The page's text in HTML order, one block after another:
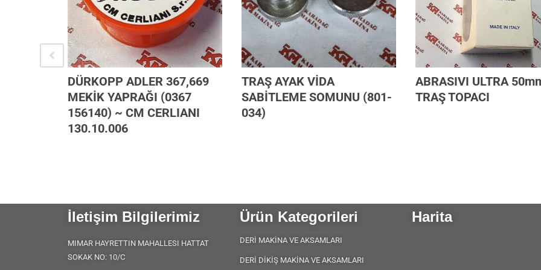
DÜRKOPP ADLER 367,669
MEKİK YAPRAĞI (0367
156140) ~ CM CERLIANI
130.10.006
TRAŞ AYAK VİDA
SABİTLEME SOMUNU (801-
034)
ABRASIVI ULTRA
TRAŞ TOPACI
İletişim Bilgilerimiz
MIMAR HAYRETTIN MAHALLESI HATTAT
SOKAK NO: 10/C
Ürün Kategorileri
DERİ MAKİNA VE AKSAMLARI
DERİ DİKİŞ MAKİNA VE AKSAMLARI
Harita